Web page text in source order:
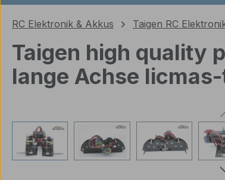
RC Elektronik & Akkus Taigen RC
Taigen high quality
lange Achse
Bildergalerie überspringen